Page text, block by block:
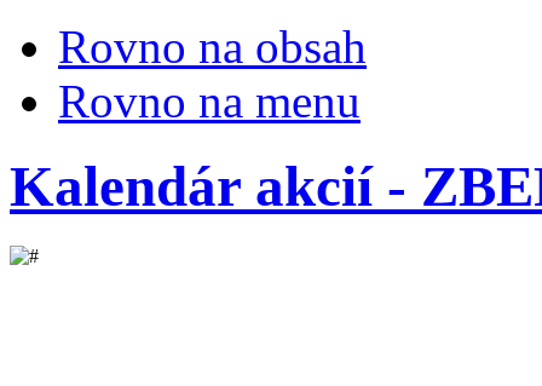
Rovno na obsah
Rovno na menu
Kalendár akcií -